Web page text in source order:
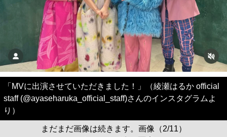
「MVに出演させていただきました！」（綾瀬はるか official
staff (@ayaseharuka_official_staff)さんのインスタグラムよ
り）
まだまだ画像は続きます。画像（2/11）